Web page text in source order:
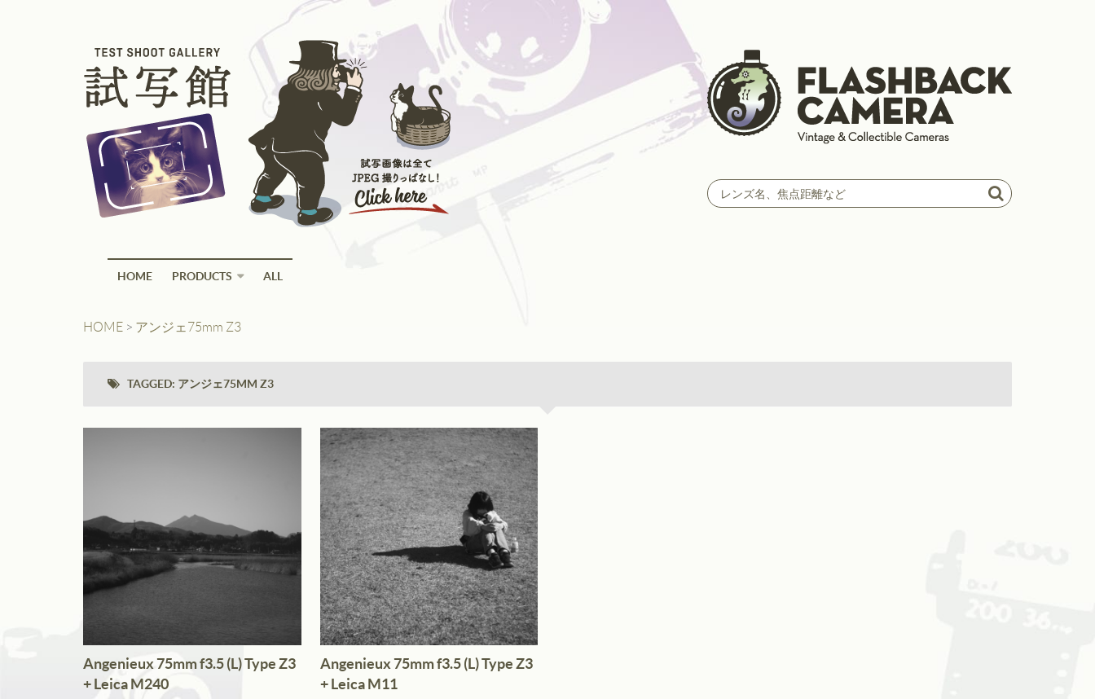
JPEG撮りっぱなし
ライカM11、M10-P、M240、SL
シャープネス 中
コントラスト 中
彩度
クリエイティブスタイル
HOME PRODUCTS ALL
HOME > アンジェ75mm Z3
TAGGED: アンジェ75MM Z3
Angenieux 75mm f3.5 (L) Type Z3
+ Leica M240
Angenieux 75mm f3.5 (L) Type Z3
+ Leica M11